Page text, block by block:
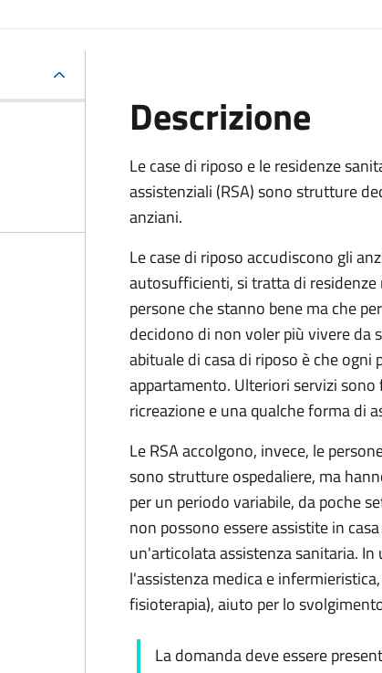
Descrizione
Le case di riposo e le residenze
assistenziali (RSA) sono strutture
anziani.
Le case di riposo accudiscono gli
autosufficienti, si tratta di residenze
persone che stanno bene ma che
decidono di non voler più vivere da
abituale di casa di riposo è che ogni
appartamento. Ulteriori servizi
ricreazione e una qualche forma di
Le RSA accolgono, invece, le
sono strutture ospedaliere, ma
per un periodo variabile, da poche
non possono essere assistite in
un'articolata assistenza sanitaria.
l'assistenza medica e
fisioterapia), aiuto per lo
La domanda deve essere